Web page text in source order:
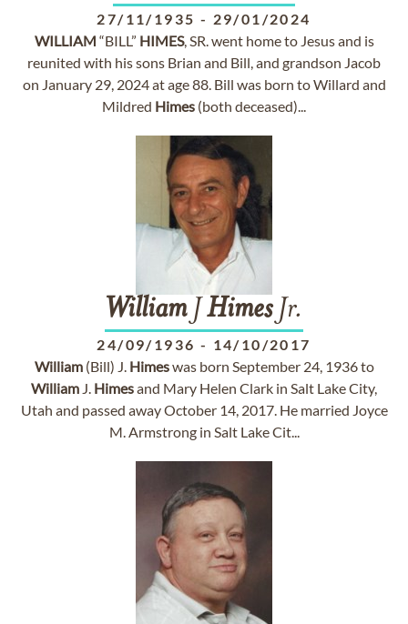
27/11/1935 - 29/01/2024
WILLIAM “BILL” HIMES, SR. went home to Jesus and is
reunited with his sons Brian and Bill, and grandson Jacob
on January 29, 2024 at age 88. Bill was born to Willard and
Mildred Himes (both deceased)...
WilliamJ HimesJr.
24/09/1936 - 14/10/2017
William(Bill) J. Himeswas born September 24, 1936 to
William J. Himesand Mary Helen Clark in Salt Lake City,
Utah and passed away October 14, 2017. He married Joyce
M. Armstrong in Salt Lake Cit...